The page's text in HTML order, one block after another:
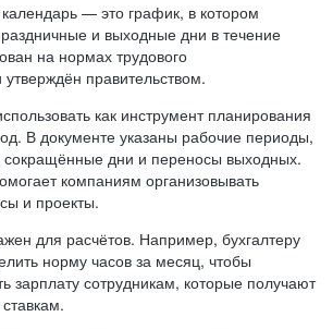
— это график, в котором
и выходные дни в течение
на нормах трудового
утверждён правительством.
как инструмент планирования
В документе указаны рабочие периоды,
сокращённые дни и переносы выходных.
компаниям организовывать
и проекты.
для расчётов. Например, бухгалтеру
норму часов за месяц, чтобы
зарплату сотрудникам, которые получают